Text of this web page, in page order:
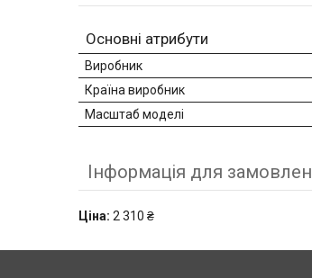
Основні атрибути
Виробник
Країна виробник
Масштаб моделі
Інформація для
Ціна: 2 310 ₴